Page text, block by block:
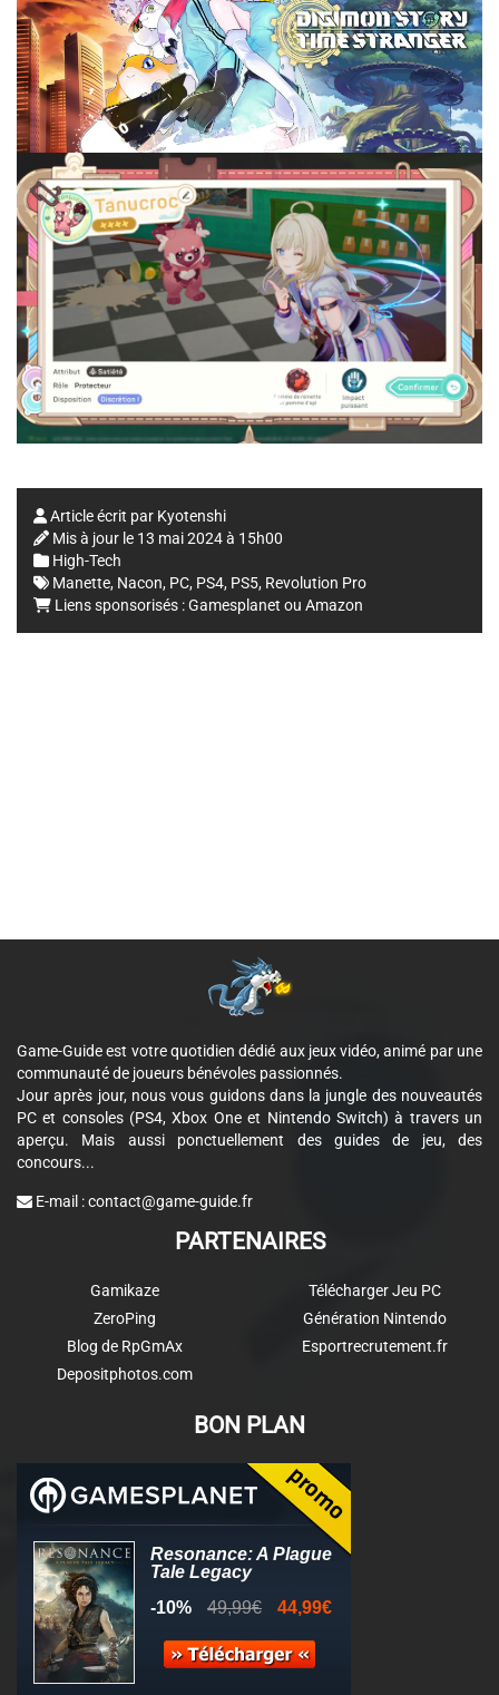
Article écrit par Kyotenshi
Mis à jour le 13 mai 2024 à 15h00
High-Tech
Manette, Nacon, PC, PS4, PS5, Revolution Pro
Liens sponsorisés :Gamesplanet ou Amazon
Game-Guide est votre quotidien dédié aux jeux vidéo, animé par une
communauté de joueurs bénévoles passionnés.
Jour après jour, nous vous guidons dans la jungle des nouveautés
PC et consoles (PS4, Xbox One et Nintendo Switch) à travers un
aperçu. Mais aussi ponctuellement des guides de jeu, des
concours...
E-mail :contact@game-guide.fr
PARTENAIRES
Gamikaze
ZeroPing
Blog de RpGmAx
Depositphotos.com
Télécharger Jeu PC
Génération Nintendo
Esportrecrutement.fr
BON PLAN